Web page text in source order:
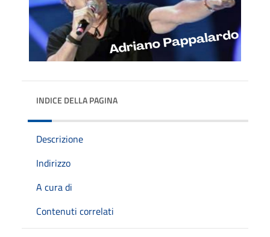
INDICE DELLA PAGINA
Descrizione
Indirizzo
A cura di
Contenuti correlati